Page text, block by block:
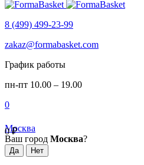
8 (499) 499-23-99
zakaz@formabasket.com
График работы
пн-пт 10.00 – 19.00
0
0₽
Москва
Ваш город Москва?